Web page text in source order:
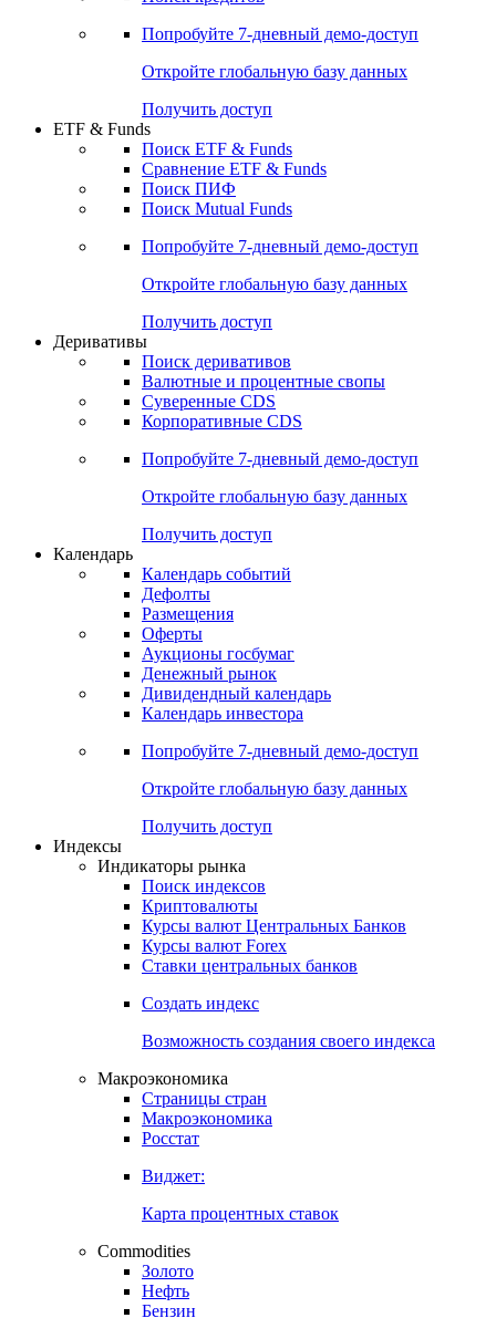
Получить доступ
Поиск кредитов
Попробуйте7-дневный
Откройте глобальную базу данных
Получить доступ
ETF & Funds
Сравнение ETF & Funds
Поиск Mutual Funds
Попробуйте7-дневный
Откройте глобальную базу данных
Получить доступ
Деривативы
Валютные и процентные свопы
Корпоративные CDS
Попробуйте7-дневный
Откройте глобальную базу данных
Получить доступ
Календарь
Календарь событий
Дефолты
Размещения
Оферты
Денежный рынок
Календарь инвестора
Попробуйте7-дневный
Откройте глобальную базу данных
Получить доступ
Индикаторы рынка
Поиск индексов
Курсы валют Центральных Банков
Ставки центральных банков
Создать индекс
Возможность создания своего индекса
Страницы стран
Росстат
Виджет:
Карта процентных ставок